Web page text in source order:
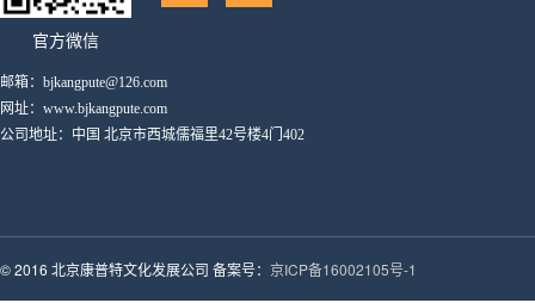
官方微信
邮箱：bjkangpute@126.com
网址：www.bjkangpute.com
公司地址：中国 北京市西城儒福里42号楼4门402
© 2016 北京康普特文化发展公司 备案号： 京ICP备16002105号-1